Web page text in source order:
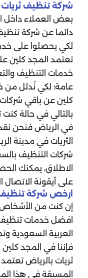
شركة تنظيف
بعض العملاء داخل
دائما عن شركة
لكي يحصلوا على
تعتمد المجد كلين
خدمات التنظيف
عامة؛ لكي نُدلل من
كلين عن باقي
بالتالي في حالة
في الرياض فنحن
الثريات في مدينة
شركات التنظيف
الاطلاق، يمكنك
على أيقونة الاتصال
ارخص شركة تنظيف
إن كنت من
افضل خدمات تنظيف
العربية السعودية
فإننا في المجد
ثريات بالرياض تعتمد
المسبقة في هذا